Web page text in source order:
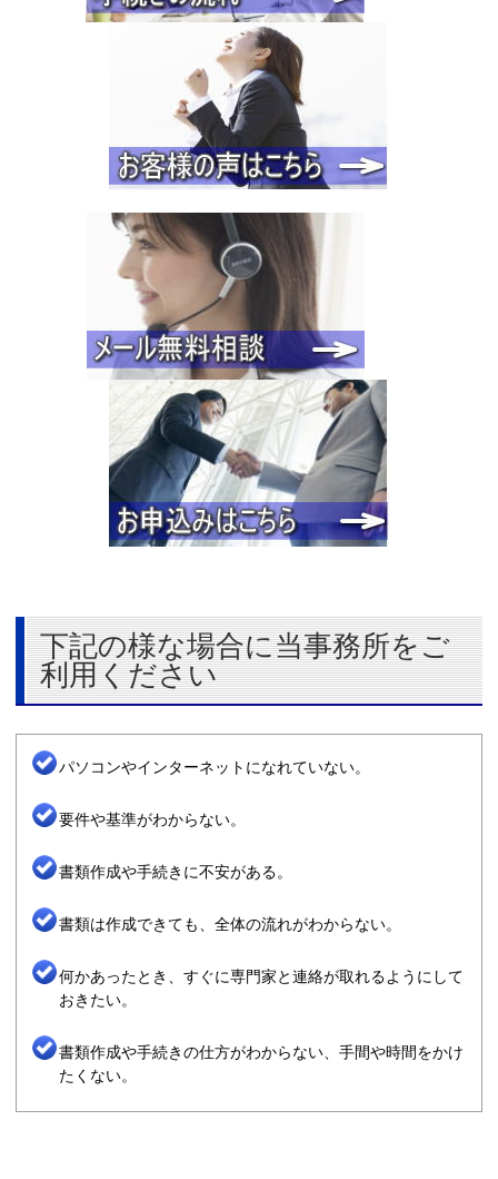
下記の様な場合に当事務所をご
利用ください
パソコンやインターネットになれていない。
要件や基準がわからない。
書類作成や手続きに不安がある。
書類は作成できても、全体の流れがわからない。
何かあったとき、すぐに専門家と連絡が取れるようにして
おきたい。
書類作成や手続きの仕方がわからない、手間や時間をかけ
たくない。